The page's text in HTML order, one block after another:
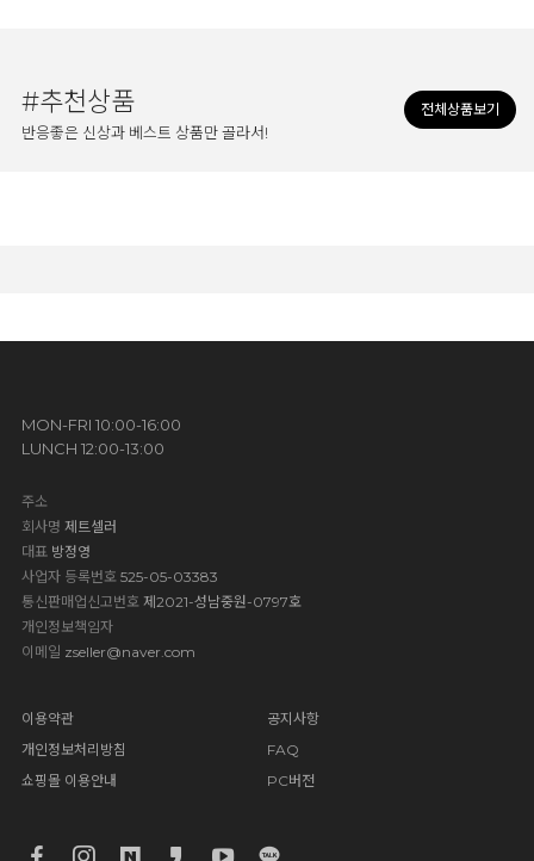
전체상품보기
#추천상품
반응좋은 신상과 베스트 상품만 골라서!
MON-FRI 10:00-16:00
LUNCH 12:00-13:00
주소
회사명 제트셀러
대표방정영
사업자 등록번호 525-05-03383
통신판매업신고번호 제2021-성남중원-0797호
개인정보책임자
이메일 zseller@naver.com
이용약관
개인정보처리방침
쇼핑몰 이용안내
공지사항
FAQ
PC버전